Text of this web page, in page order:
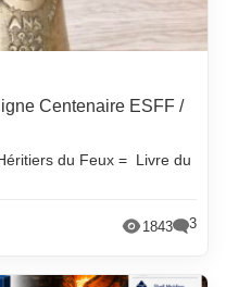
Centenaire ESFF /
du Feux = Livre du
1843 3